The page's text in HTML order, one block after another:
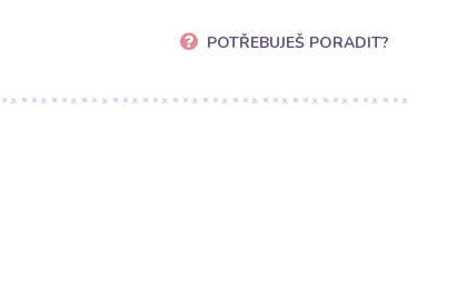
POTŘEBUJEŠ PORADIT?